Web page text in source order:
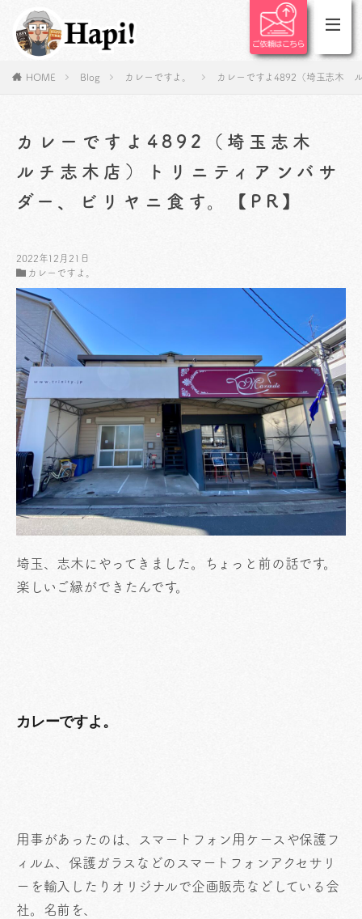
HOME Blog カレーですよ。 カレーですよ4892（埼玉志木
カレーですよ4892（埼玉志木
ルチ志木店）トリニティアンバサ
ダー、ビリヤニ食す。【PR】
2022年12月21日
カレーですよ。
埼玉、志木にやってきました。ちょっと前の話です。
楽しいご縁ができたんです。
カレーですよ。
用事があったのは、スマートフォン用ケースや保護フ
ィルム、保護ガラスなどのスマートフォンアクセサリ
ーを輸入したりオリジナルで企画販売などしている会
社。名前を、